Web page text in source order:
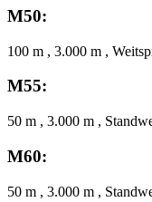
M50:
100 m , 3.000 m ,
M55:
50 m , 3.000 m ,
M60:
50 m , 3.000 m ,